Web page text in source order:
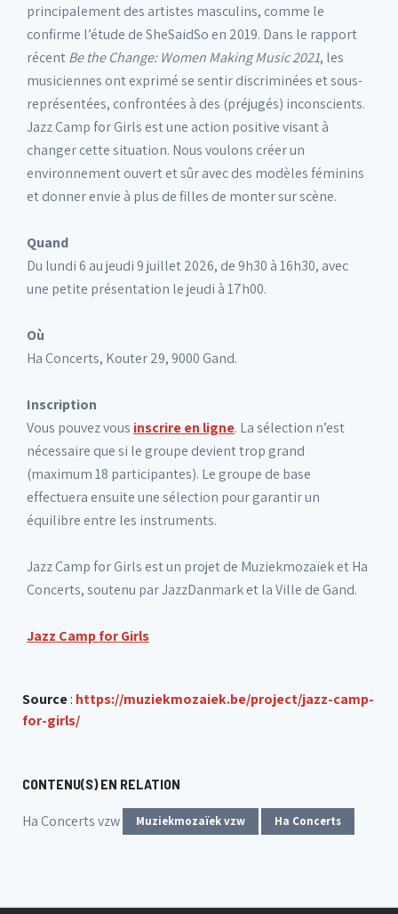
principalement des artistes masculins, comme le
confirme l’étude de SheSaidSo en 2019. Dans le rapport
récentBe the Change: Women Making Music 2021, les
musiciennes ont exprimé se sentir discriminées et sous-
représentées, confrontées à des (préjugés) inconscients.
Jazz Camp for Girls est une action positive visant à
changer cette situation. Nous voulons créer un
environnement ouvert et sûr avec des modèles féminins
et donner envie à plus de filles de monter sur scène.
Quand
Du lundi 6 au jeudi 9 juillet 2026, de 9h30 à 16h30, avec
une petite présentation le jeudi à 17h00.
Où
Ha Concerts, Kouter 29, 9000 Gand.
Inscription
Vous pouvez vous inscrire en ligne. La sélection n’est
nécessaire que si le groupe devient trop grand
(maximum 18 participantes). Le groupe de base
effectuera ensuite une sélection pour garantir un
équilibre entre les instruments.
Jazz Camp for Girls est un projet de Muziekmozaïek et Ha
Concerts, soutenu par JazzDanmark et la Ville de Gand.
Jazz Camp for Girls
Source: https://muziekmozaiek.be/project/jazz-camp-
for-girls/
CONTENU(S) EN RELATION
Ha Concerts vzw Muziekmozaïek vzw Ha Concerts